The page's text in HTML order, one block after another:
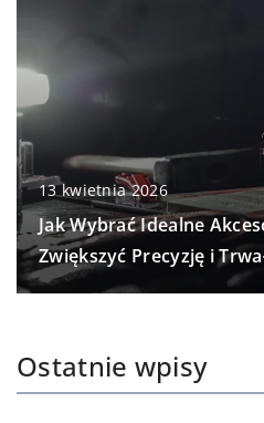
13 kwietnia 2026
Jak Wybrać Idealne
Zwiększyć Precyzję i
Ostatnie wpisy